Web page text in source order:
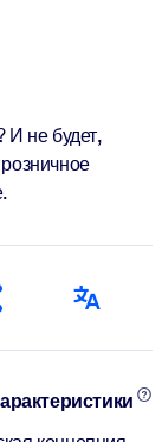
И не будет,